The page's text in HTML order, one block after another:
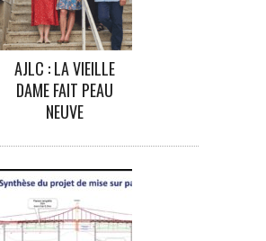
AJLC : LA VIEILLE
DAME FAIT PEAU
NEUVE